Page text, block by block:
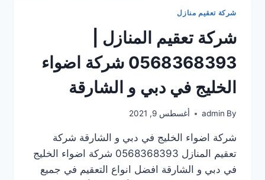
شركة تعقيم منازل
شركة تعقيم المنازل |
0568368393 شركة اضواء
الخليج في دبي و الشارقة
By
admin أغسطس 9, 2021
شركة اضواء الخليج في دبي و الشارقة شركة
تعقيم المنازل 0568368393 شركة اضواء الخليج
في دبي و الشارقة افضل انواع التعقيم في جميع